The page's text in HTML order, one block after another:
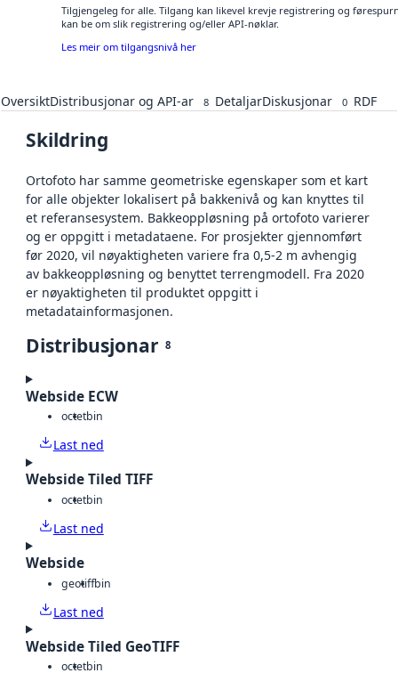
Tilgjengeleg for alle. Tilgang kan likevel krevje registrering og
kan be om slik registrering og/eller API-nøklar.
Les meir om tilgangsnivå her
OversiktDistribusjonar og API-ar 8 DetaljarDiskusjonar 0 RDF
Skildring
Ortofoto har samme geometriske egenskaper som et kart
for alle objekter lokalisert på bakkenivå og kan knyttes til
et referansesystem. Bakkeoppløsning på ortofoto varierer
og er oppgitt i metadataene. For prosjekter gjennomført
før 2020, vil nøyaktigheten variere fra 0,5-2 m avhengig
av bakkeoppløsning og benyttet terrengmodell. Fra 2020
er nøyaktigheten til produktet oppgitt i
metadatainformasjonen.
Distribusjonar 8
Webside ECW
octetbin
Last ned
Webside Tiled TIFF
octetbin
Last ned
Webside
geotiffbin
Last ned
Webside Tiled GeoTIFF
octetbin